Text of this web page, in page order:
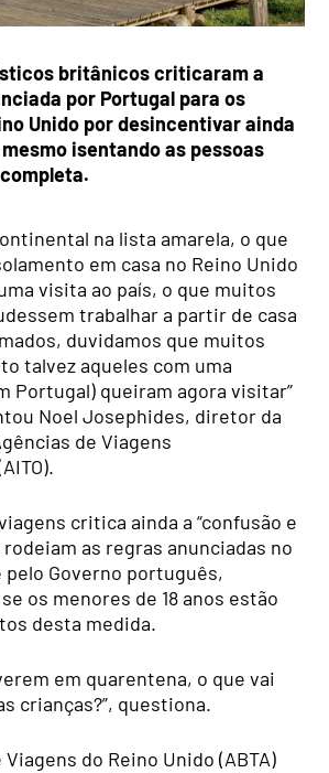
britânicos criticaram a
por Portugal para os
Unido por desincentivar ainda
isentando as pessoas
na lista amarela, o que
em casa no Reino Unido
visita ao país, o que muitos
trabalhar a partir de casa
duvidamos que muitos
talvez aqueles com uma
Portugal) queiram agora visitar”
Noel Josephides, diretor da
de Viagens
critica ainda a “confusão e
rodeiam as regras anunciadas no
Governo português,
os menores de 18 anos estão
desta medida.
em quarentena, o que vai
crianças?”, questiona.
do Reino Unido (ABTA)